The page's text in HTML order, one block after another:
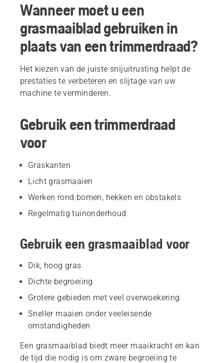
Wanneer moet u een
grasmaaiblad gebruiken in
plaats van een trimmerdraad?
Het kiezen van de juiste snijuitrusting helpt de
prestaties te verbeteren en slijtage van uw
machine te verminderen.
Gebruik een trimmerdraad
voor
Graskanten
Licht grasmaaien
Werken rond bomen, hekken en obstakels
Regelmatig tuinonderhoud
Gebruik een grasmaaiblad voor
Dik, hoog gras
Dichte begroeiing
Grotere gebieden met veel overwoekering
Sneller maaien onder veeleisende
omstandigheden
Een grasmaaiblad biedt meer maaikracht en kan
de tijd die nodig is om zware begroeiing te